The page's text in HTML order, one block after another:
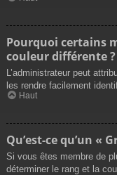
Pourquoi certains
couleur différente ?
L’administrateur peut
les rendre facilement
Haut
Qu’est-ce qu’un «
Si vous êtes membre de
déterminer le rang et la